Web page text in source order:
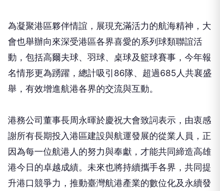
為凝聚港區夥伴情誼，展現充滿活力的航海精神，大
會也舉辦向來深受港區各界喜愛的系列球類聯誼活
動，包括高爾夫球、羽球、桌球及籃球賽事，今年報
名情形更為踴躍，總計吸引86隊、超過685人共襄盛
舉，有效增進航港各界的交流與互動。
港務公司董事長周永暉於慶祝大會致詞表示，由衷感
謝所有長期投入港區建設與航運發展的從業人員，正
因為每一位航港人的努力與奉獻，才能共同締造高雄
港今日的卓越成績。未來也將持續攜手各界，共同提
升港口競爭力，推動臺灣航港產業的數位化及永續發